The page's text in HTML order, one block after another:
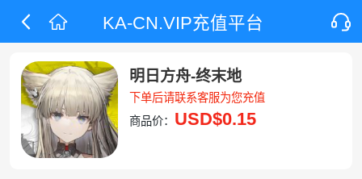
KA-CN.VIP充值平台
明日方舟-终末地
下单后请联系客服为您充值
商品价： USD$0.15